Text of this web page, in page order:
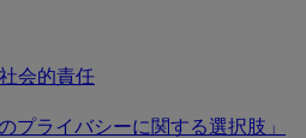
会的責任
プライバシーに関する選択肢」